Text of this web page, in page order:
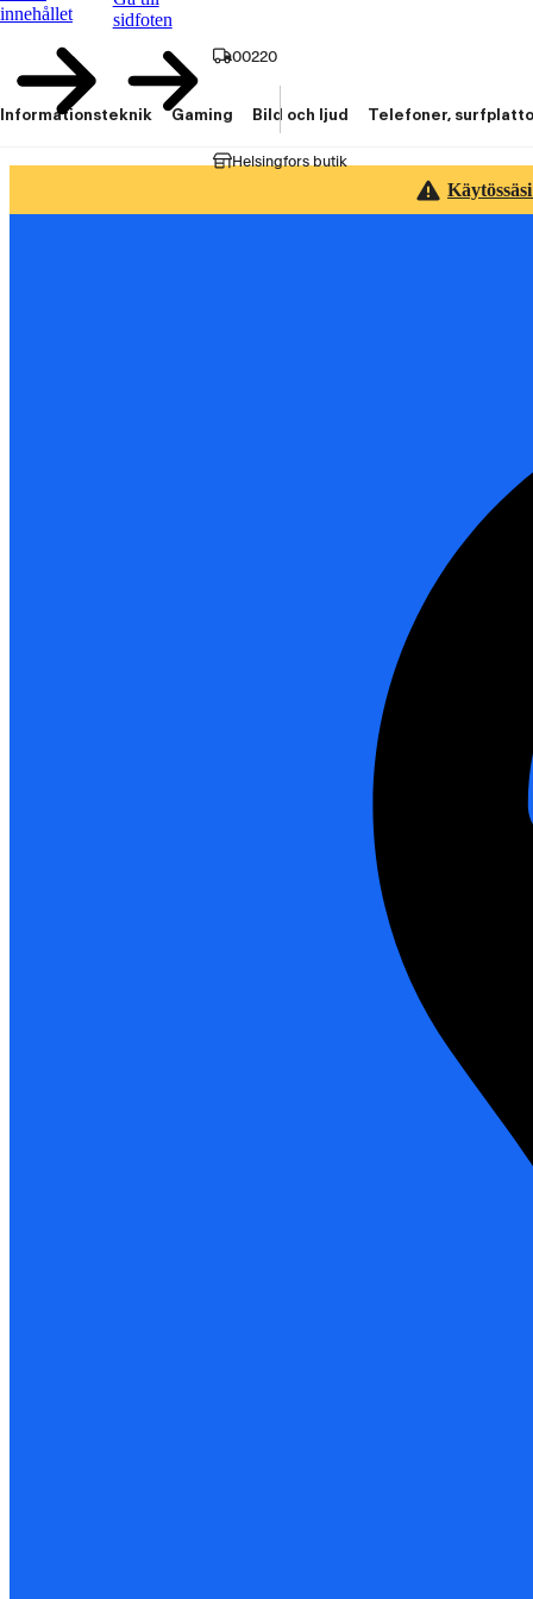
innehållet
sidfoten
00220
Helsingfors butik
Informationsteknik Gaming Bild och ljud Telefoner,